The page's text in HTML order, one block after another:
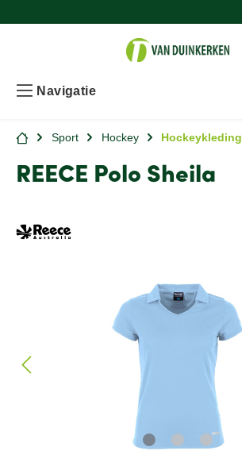
Navigatie
Sport Hockey Hockeykleding
REECE Polo Sheila